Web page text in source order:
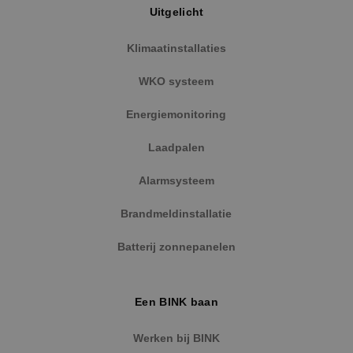
Uitgelicht
Klimaatinstallaties
WKO systeem
Energiemonitoring
Laadpalen
Alarmsysteem
Brandmeldinstallatie
Batterij zonnepanelen
Een BINK baan
Werken bij BINK
.youtube.com
Google Privacy Policy